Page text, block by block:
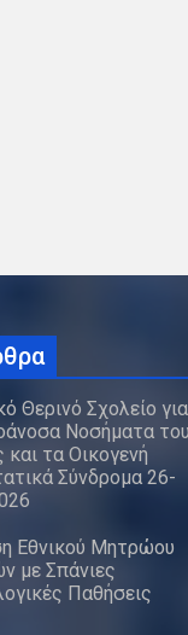
Θερινό Σχολείο για
Νοσήματα του
τα Οικογενή
Σύνδρομα 26-
Εθνικού Μητρώου
με Σπάνιες
Παθήσεις